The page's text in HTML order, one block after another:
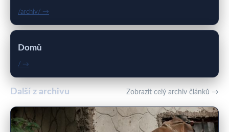
/archiv/ →
Domů
/ →
Další z archivu Zobrazit celý archiv článků →